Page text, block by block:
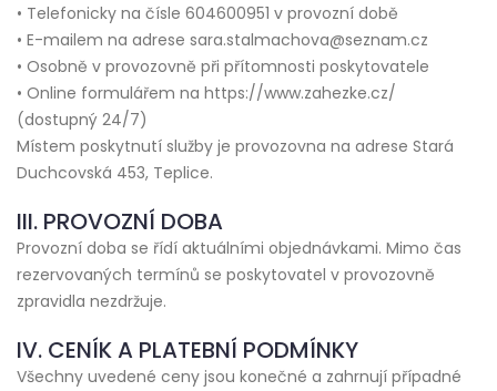
• Telefonicky na čísle 604600951 v provozní době
• E-mailem na adrese sara.stalmachova@seznam.cz
• Osobně v provozovně při přítomnosti poskytovatele
• Online formulářem na https://www.zahezke.cz/
(dostupný 24/7)
Místem poskytnutí služby je provozovna na adrese Stará
Duchcovská 453, Teplice.
III. PROVOZNÍ DOBA
Provozní doba se řídí aktuálními objednávkami. Mimo čas
rezervovaných termínů se poskytovatel v provozovně
zpravidla nezdržuje.
IV. CENÍK A PLATEBNÍ PODMÍNKY
Všechny uvedené ceny jsou konečné a zahrnují případné